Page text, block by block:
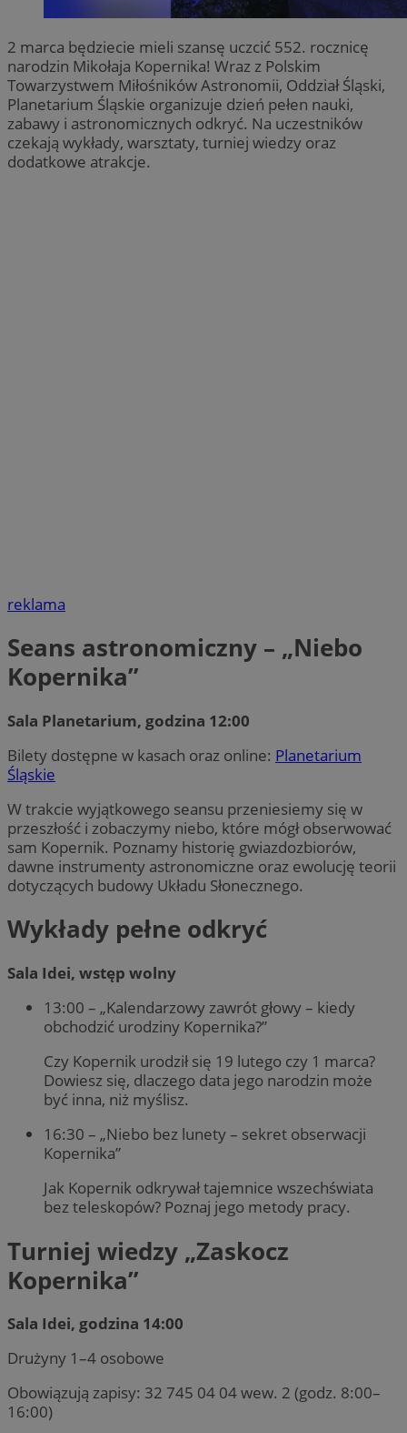
2 marca będziecie mieli szansę uczcić 552. rocznicę
narodzin Mikołaja Kopernika! Wraz z Polskim
Towarzystwem Miłośników Astronomii, Oddział Śląski,
Planetarium Śląskie organizuje dzień pełen nauki,
zabawy i astronomicznych odkryć. Na uczestników
czekają wykłady, warsztaty, turniej wiedzy oraz
dodatkowe atrakcje.
reklama
Seans astronomiczny – „Niebo
Kopernika”
Sala Planetarium, godzina 12:00
Bilety dostępne w kasach oraz online: Planetarium
Śląskie
W trakcie wyjątkowego seansu przeniesiemy się w
przeszłość i zobaczymy niebo, które mógł obserwować
sam Kopernik. Poznamy historię gwiazdozbiorów,
dawne instrumenty astronomiczne oraz ewolucję teorii
dotyczących budowy Układu Słonecznego.
Wykłady pełne odkryć
Sala Idei, wstęp wolny
13:00 – „Kalendarzowy zawrót głowy – kiedy
obchodzić urodziny Kopernika?”
Czy Kopernik urodził się 19 lutego czy 1 marca?
Dowiesz się, dlaczego data jego narodzin może
być inna, niż myślisz.
16:30 – „Niebo bez lunety – sekret obserwacji
Kopernika”
Jak Kopernik odkrywał tajemnice wszechświata
bez teleskopów? Poznaj jego metody pracy.
Turniej wiedzy „Zaskocz
Kopernika”
Sala Idei, godzina 14:00
Drużyny 1–4 osobowe
Obowiązują zapisy: 32 745 04 04 wew. 2 (godz. 8:00–
16:00)